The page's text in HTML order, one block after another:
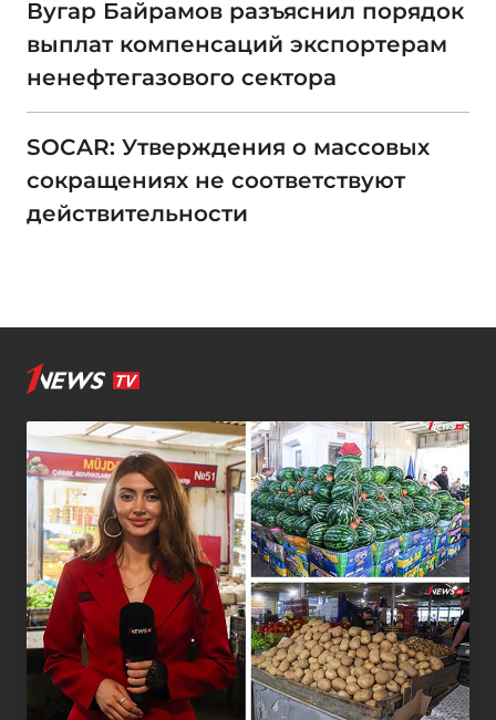
Вугар Байрамов разъяснил порядок
выплат компенсаций экспортерам
ненефтегазового сектора
SOCAR: Утверждения о массовых
сокращениях не соответствуют
действительности